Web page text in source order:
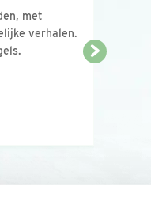
met
verhalen.